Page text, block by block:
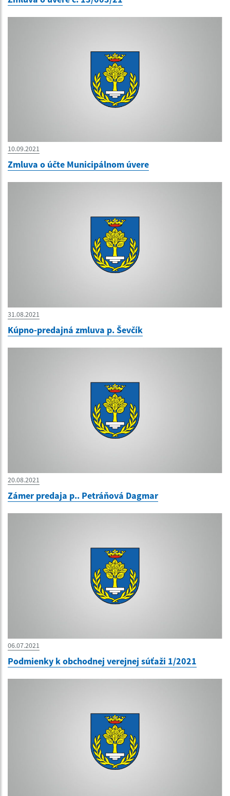
10.09.2021
Zmluva o účte Municipálnom úvere
31.08.2021
Kúpno-predajná zmluva p. Ševčík
20.08.2021
Zámer predaja p.. Petráňová Dagmar
06.07.2021
Podmienky k obchodnej verejnej súťaži 1/2021